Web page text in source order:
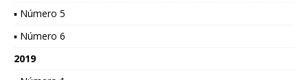
▪ Número 5
▪ Número 6
2019